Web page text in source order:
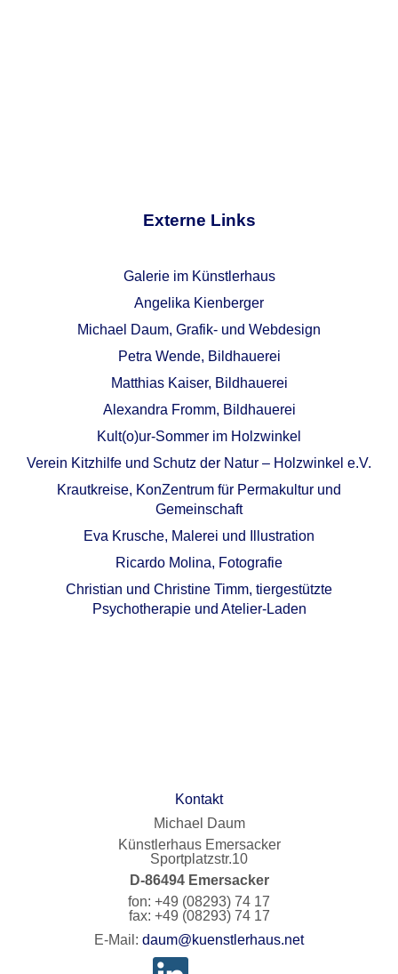
Externe Links
Galerie im Künstlerhaus
Angelika Kienberger
Michael Daum, Grafik- und Webdesign
Petra Wende, Bildhauerei
Matthias Kaiser, Bildhauerei
Alexandra Fromm, Bildhauerei
Kult(o)ur-Sommer im Holzwinkel
Verein Kitzhilfe und Schutz der Natur – Holzwinkel e.V.
Krautkreise, KonZentrum für Permakultur und
Gemeinschaft
Eva Krusche, Malerei und Illustration
Ricardo Molina, Fotografie
Christian und Christine Timm, tiergestützte
Psychotherapie und Atelier-Laden
Kontakt
Michael Daum
Künstlerhaus Emersacker
Sportplatzstr.10
D-86494 Emersacker
fon: +49 (08293) 74 17
fax: +49 (08293) 74 17
E-Mail: daum@kuenstlerhaus.net